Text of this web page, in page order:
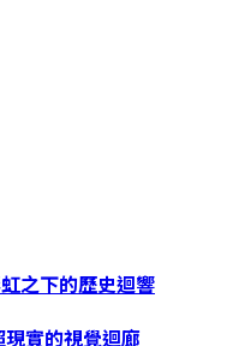
之下的歷史迴響
現實的視覺迴廊